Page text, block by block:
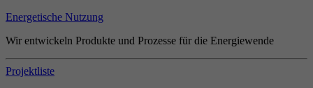
Energetische Nutzung
Wir entwickeln Produkte und Prozesse für die Energiewende
Projektliste